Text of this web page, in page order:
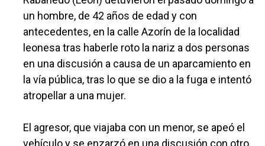
un hombre, de 42 años de edad y con
antecedentes, en la calle Azorín de la localidad
leonesa tras haberle roto la nariz a dos personas
en una discusión a causa de un aparcamiento en
la vía pública, tras lo que se dio a la fuga e intentó
atropellar a una mujer.
El agresor, que viajaba con un menor, se apeó el
vehículo y se enzarzó en una discusión con otro